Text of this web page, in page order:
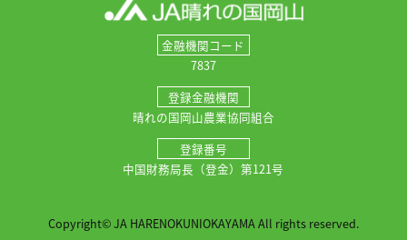
金融機関コード
7837
登録金融機関
晴れの国岡山農業協同組合
登録番号
中国財務局長（登金）第121号
Copyright© JA HARENOKUNIOKAYAMA All rights reserved.